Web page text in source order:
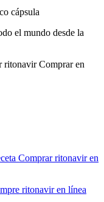
cápsula
el mundo desde la
ritonavir Comprar en
Comprar ritonavir en
ritonavir en línea